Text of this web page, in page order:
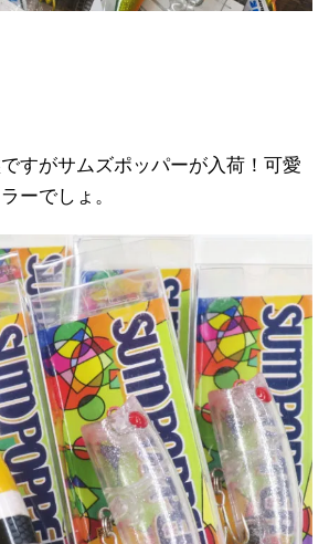
すがサムズポッパーが入荷！可愛
ーでしょ。